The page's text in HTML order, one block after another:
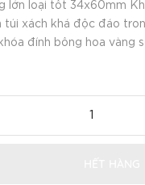
lớn loại tốt 34x60mm
túi xách khá độc đáo
đính bông hoa vàng